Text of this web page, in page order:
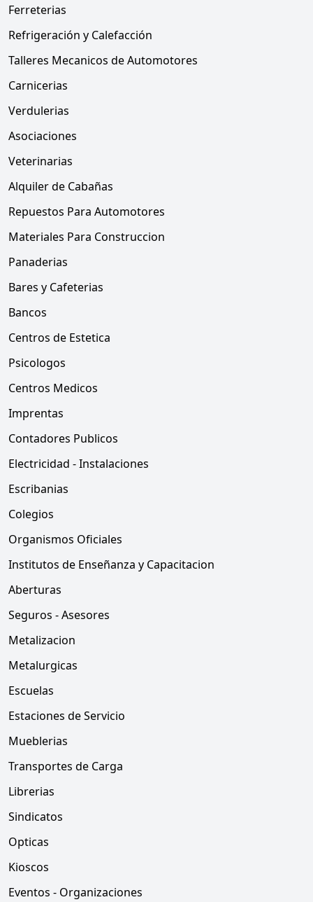
Ferreterias
Refrigeración y Calefacción
Talleres Mecanicos de Automotores
Carnicerias
Verdulerias
Asociaciones
Veterinarias
Alquiler de Cabañas
Repuestos Para Automotores
Materiales Para Construccion
Panaderias
Bares y Cafeterias
Bancos
Centros de Estetica
Psicologos
Centros Medicos
Imprentas
Contadores Publicos
Electricidad - Instalaciones
Escribanias
Colegios
Organismos Oficiales
Institutos de Enseñanza y Capacitacion
Aberturas
Seguros - Asesores
Metalizacion
Metalurgicas
Escuelas
Estaciones de Servicio
Mueblerias
Transportes de Carga
Librerias
Sindicatos
Opticas
Kioscos
Eventos - Organizaciones